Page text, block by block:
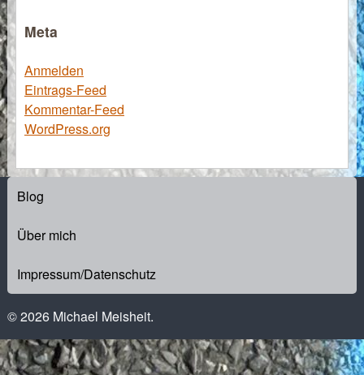
Meta
Anmelden
Eintrags-Feed
Kommentar-Feed
WordPress.org
Blog
Über mich
Impressum/Datenschutz
© 2026 Michael Meisheit.